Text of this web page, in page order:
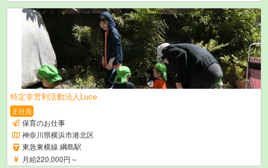
特定非営利活動法人Luce
正社員
保育のお仕事
神奈川県横浜市港北区
東急東横線 綱島駅
月給220,000円～